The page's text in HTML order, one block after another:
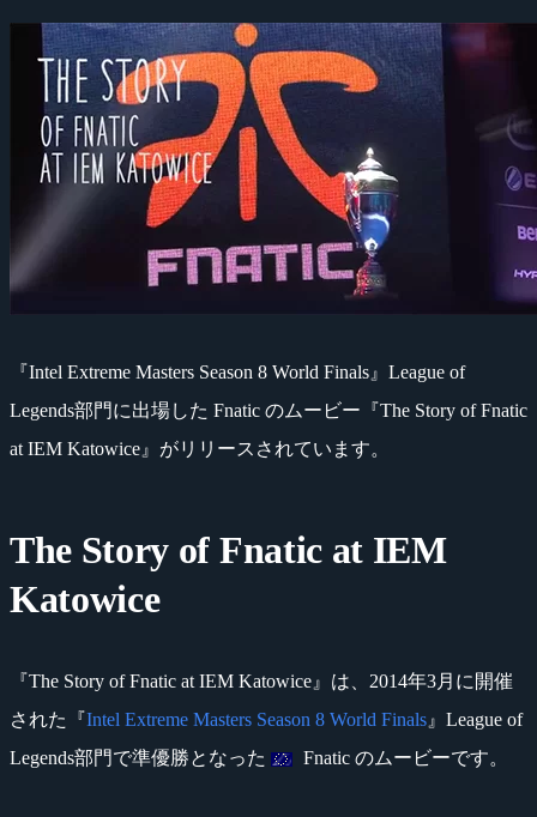
『Intel Extreme Masters Season 8 World Finals』League of
Legends部門に出場した Fnatic のムービー『The Story of Fnatic
at IEM Katowice』がリリースされています。
The Story of Fnatic at IEM
Katowice
『The Story of Fnatic at IEM Katowice』は、2014年3月に開催
された『Intel Extreme Masters Season 8 World Finals 』League of
Legends部門で準優勝となった
Fnatic のムービーです。